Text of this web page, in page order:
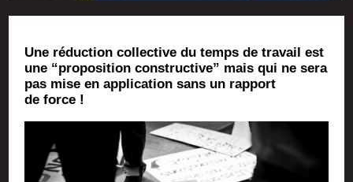
Une réduc­tion col­lec­tive du temps de tra­vail est
une “pro­po­si­tion construc­tive” mais qui ne sera
pas mise en appli­ca­tion sans un rap­port
de force !